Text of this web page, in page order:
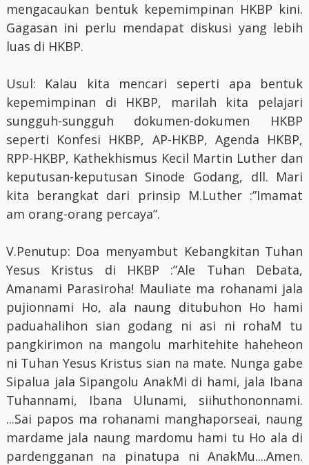
mengacaukan bentuk kepemimpinan HKBP kini.
Gagasan ini perlu mendapat diskusi yang lebih
luas di HKBP.
Usul: Kalau kita mencari seperti apa bentuk
kepemimpinan di HKBP, marilah kita pelajari
sungguh-sungguh dokumen-dokumen HKBP
seperti Konfesi HKBP, AP-HKBP, Agenda HKBP,
RPP-HKBP, Kathekhismus Kecil Martin Luther dan
keputusan-keputusan Sinode Godang, dll. Mari
kita berangkat dari prinsip M.Luther :”Imamat
am orang-orang percaya”.
V.Penutup: Doa menyambut Kebangkitan Tuhan
Yesus Kristus di HKBP :”Ale Tuhan Debata,
Amanami Parasiroha! Mauliate ma rohanami jala
pujionnami Ho, ala naung ditubuhon Ho hami
paduahalihon sian godang ni asi ni rohaM tu
pangkirimon na mangolu marhitehite haheheon
ni Tuhan Yesus Kristus sian na mate. Nunga gabe
Sipalua jala Sipangolu AnakMi di hami, jala Ibana
Tuhannami, Ibana Ulunami, siihuthononnami.
...Sai papos ma rohanami manghaporseai, naung
mardame jala naung mardomu hami tu Ho ala di
pardengganan na pinatupa ni AnakMu....Amen.